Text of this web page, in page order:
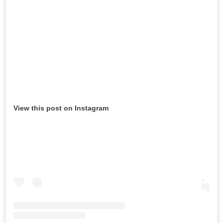
View this post on Instagram